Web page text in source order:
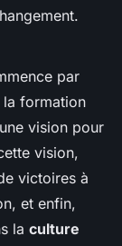
par
la formation
vision pour
vision,
victoires à
et enfin,
la culture